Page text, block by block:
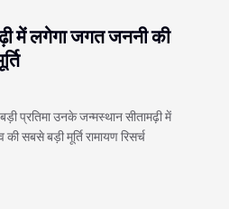
में लगेगा जगत जननी की
प्रतिमा उनके जन्मस्थान सीतामढ़ी में
की सबसे बड़ी मूर्ति रामायण रिसर्च